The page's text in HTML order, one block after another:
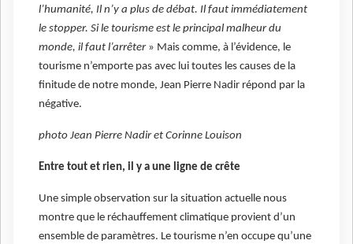
l’humanité, Il n’y a plus de débat. Il faut immédiatement
le stopper. Si le tourisme est le principal malheur du
monde, il faut l’arrêter» Mais comme, à l’évidence, le
tourisme n’emporte pas avec lui toutes les causes de la
finitude de notre monde, Jean Pierre Nadir répond par la
négative.
photo Jean Pierre Nadir et Corinne Louison
Entre tout et rien, il y a une ligne de crête
Une simple observation sur la situation actuelle nous
montre que le réchauffement climatique provient d’un
ensemble de paramètres. Le tourisme n’en occupe qu’une